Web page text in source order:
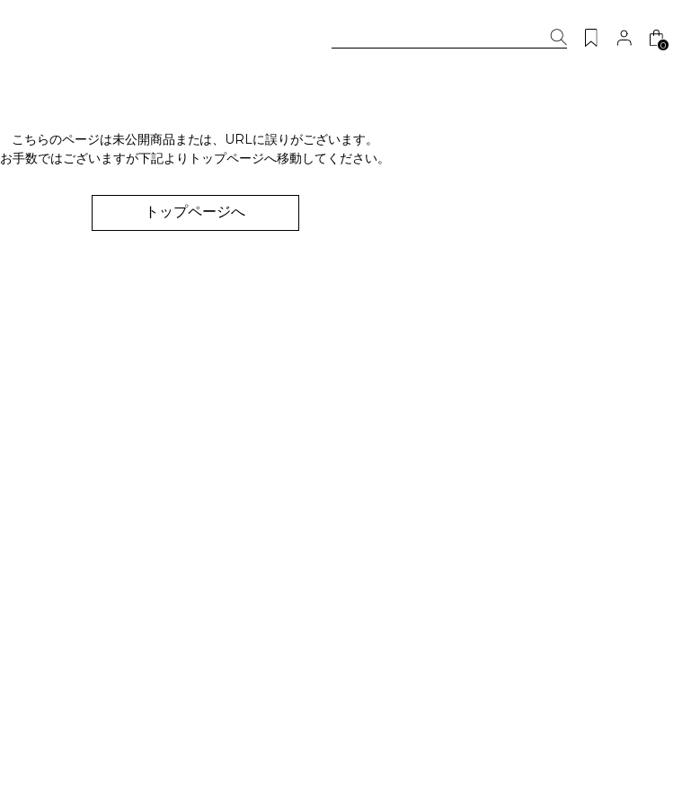
0
こちらのページは未公開商品または、URLに誤りがございます。
お手数ではございますが下記よりトップページへ移動してください。
トップページへ